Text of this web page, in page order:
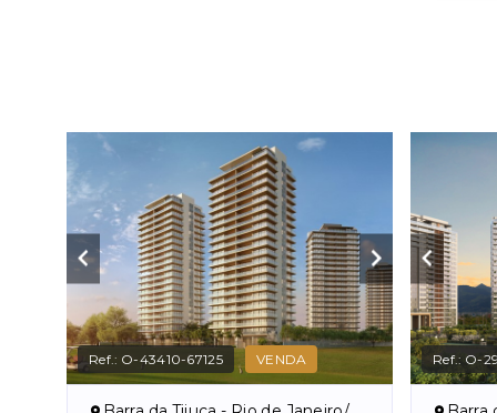
Ref.: O-43410-67125 VENDA Ref.: O-